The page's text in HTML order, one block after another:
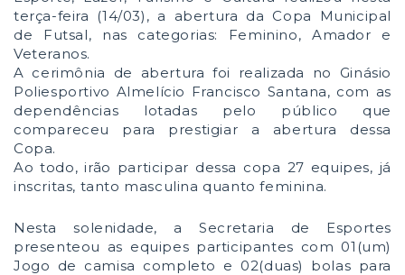
terça-feira (14/03), a abertura da Copa Municipal
de Futsal, nas categorias: Feminino, Amador e
Veteranos.
A cerimônia de abertura foi realizada no Ginásio
Poliesportivo Almelício Francisco Santana, com as
dependências lotadas pelo público que
compareceu para prestigiar a abertura dessa
Copa.
Ao todo, irão participar dessa copa 27 equipes, já
inscritas, tanto masculina quanto feminina.
Nesta solenidade, a Secretaria de Esportes
presenteou as equipes participantes com 01(um)
Jogo de camisa completo e 02(duas) bolas para